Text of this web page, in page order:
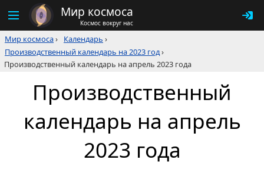
Мир космоса
Космос вокруг нас
Мир космоса› Календарь ›
Производственный календарь на 2023 год›
Производственный календарь на апрель 2023 года
Производственный
календарь на апрель
2023 года